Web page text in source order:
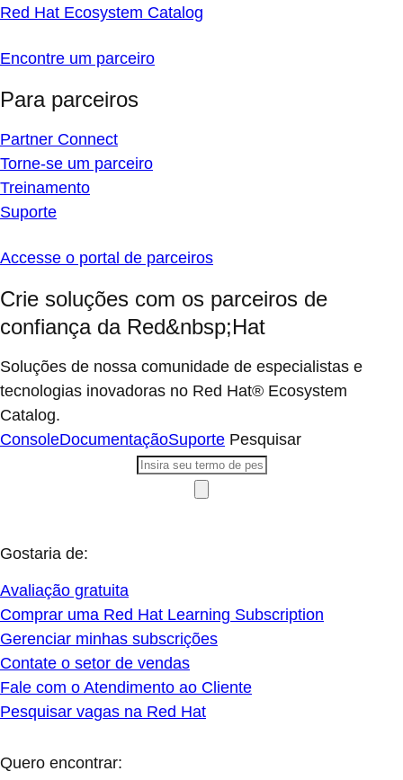
Red Hat Ecosystem Catalog
Encontre um parceiro
Para parceiros
Partner Connect
Torne-se um parceiro
Treinamento
Suporte
Accesse o portal de parceiros
Crie soluções com os parceiros de
confiança da Red&nbsp;Hat
Soluções de nossa comunidade de especialistas e
tecnologias inovadoras no Red Hat® Ecosystem
Catalog.
ConsoleDocumentaçãoSuporte Pesquisar
Gostaria de:
Avaliação gratuita
Comprar uma Red Hat Learning Subscription
Gerenciar minhas subscrições
Contate o setor de vendas
Fale com o Atendimento ao Cliente
Pesquisar vagas na Red Hat
Quero encontrar: